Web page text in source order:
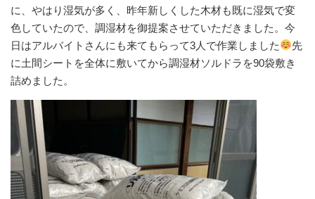
に、やはり湿気が多く、昨年新しくした木材も既に湿気で変
色していたので、調湿材を御提案させていただきました。今
日はアルバイトさんにも来てもらって3人で作業しました
先
に土間シートを全体に敷いてから調湿材ソルドラを90袋敷き
詰めました。